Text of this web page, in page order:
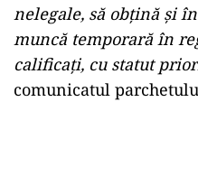
nelegale, să obțină și
muncă temporară în
calificați, cu statut
comunicatul